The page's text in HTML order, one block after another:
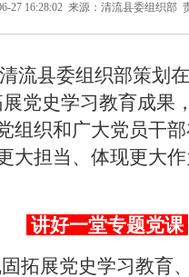
27 16:28:02 来源：清流县委组织部
流县委组织部策划
党史学习教育成果
组织和广大党员干
大担当、体现更大
讲好一堂专题党课
拓展党史学习教育